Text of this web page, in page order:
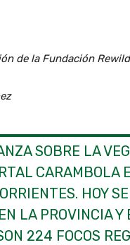
de la Fundación
SOBRE LA
CARAMBOLA
. HOY
LA PROVINCIA Y
224 FOCOS